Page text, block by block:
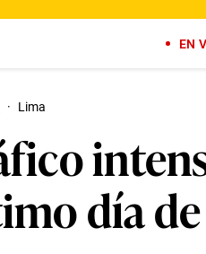
EN
· Lima
día